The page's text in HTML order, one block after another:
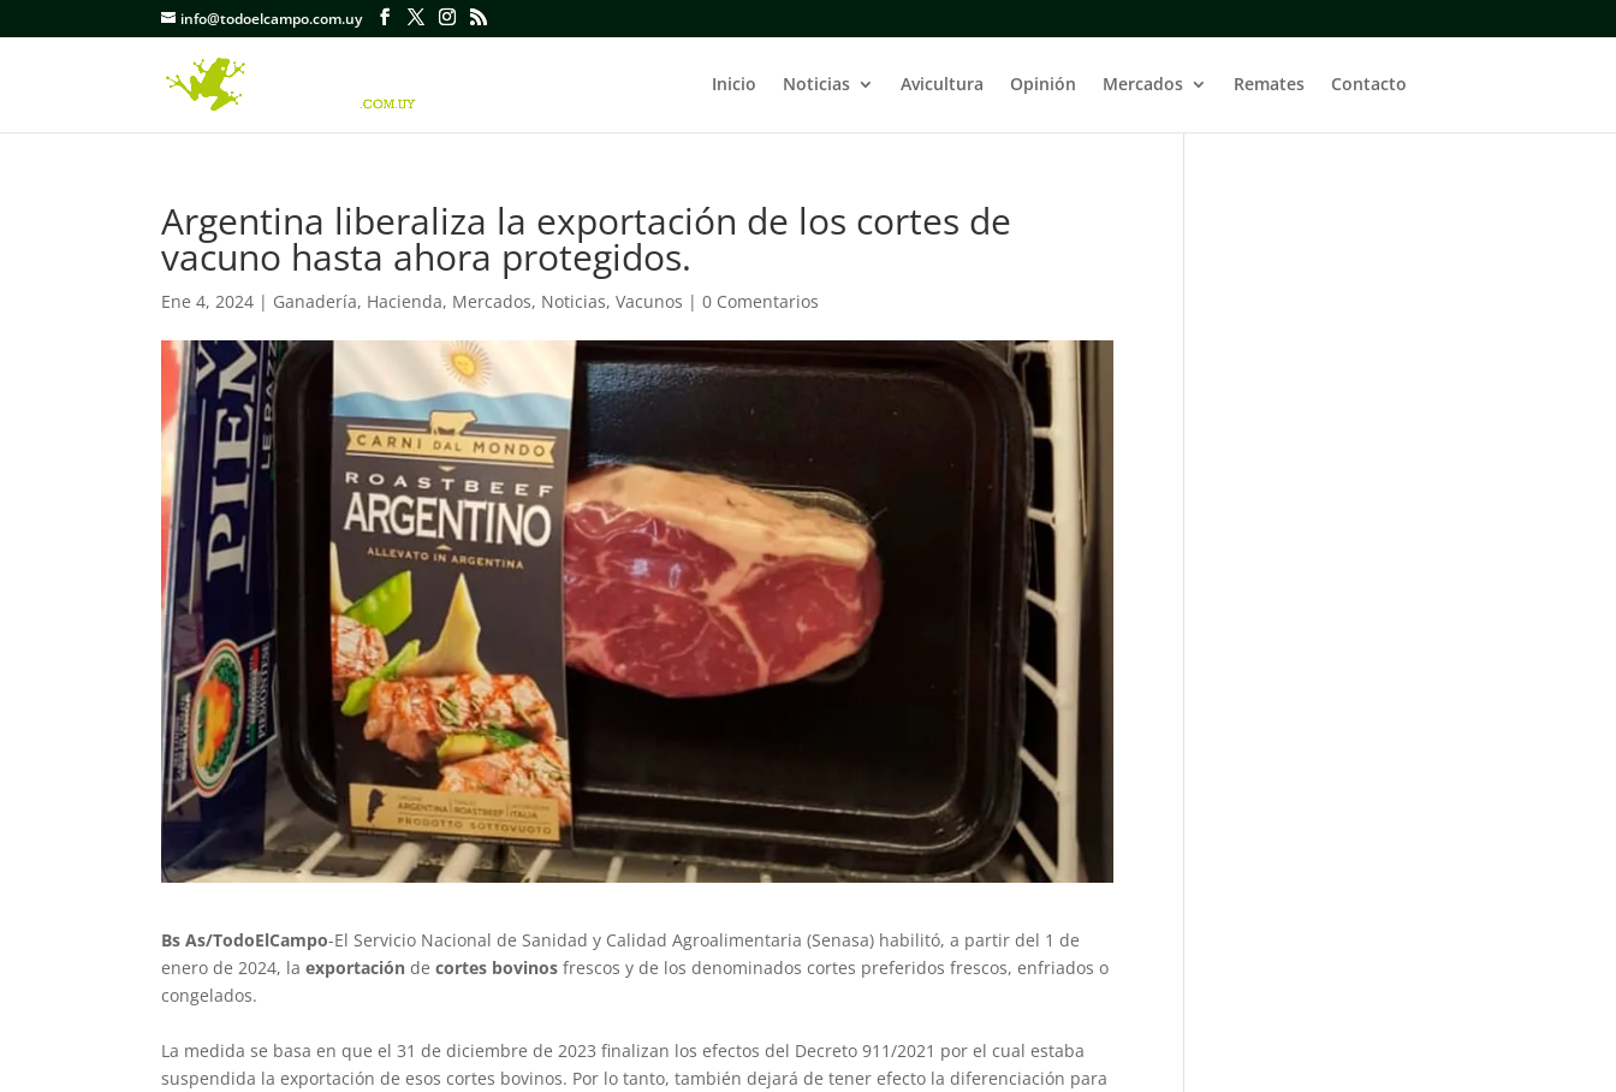
info@todoelcampo.com.uy
Inicio Noticias Avicultura Opinión Mercados Remates Contacto
Argentina liberaliza la exportación de los cortes de
vacuno hasta ahora protegidos.
Ene 4, 2024 | Ganadería, Hacienda, Mercados, Noticias,Vacunos |0 Comentarios
Bs As/TodoElCampo-El Servicio Nacional de Sanidad y Calidad Agroalimentaria (Senasa) habilitó, a partir del 1 de
enero de 2024, laexportación decortes bovinos frescos y de los denominados cortes preferidos frescos, enfriados o
congelados.
La medida se basa en que el 31 de diciembre de 2023 finalizan los efectos del Decreto 911/2021 por el cual estaba
suspendida la exportación de esos cortes bovinos. Por lo tanto, también dejará de tener efecto la diferenciación para